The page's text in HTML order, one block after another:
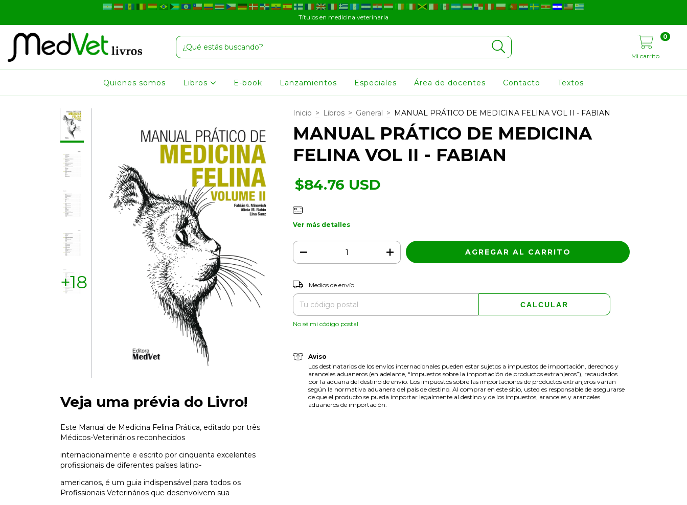
Títulos en medicina veterinaria
Mi carrito
0
Quienes somos Libros E-book Lanzamientos Especiales Área de docentes Contacto Textos
+18
Veja uma prévia do Livro!
Este Manual de Medicina Felina Prática, editado por três
Médicos-Veterinários reconhecidos
internacionalmente e escrito por cinquenta excelentes
profissionais de diferentes países latino-
americanos, é um guia indispensável para todos os
Profissionais Veterinários que desenvolvem sua
Inicio > Libros > General > MANUAL PRÁTICO DE MEDICINA FELINA VOL II - FABIAN
MANUAL PRÁTICO DE MEDICINA
FELINA VOL II - FABIAN
$84.76 USD
Ver más detalles
Entregas para el CP:
Medios de envío
CALCULAR
No sé mi código postal
Aviso
Los destinatarios de los envíos internacionales pueden estar sujetos a impuestos de importación, derechos y
aranceles aduaneros (en adelante, “Impuestos sobre la importación de productos extranjeros”), recaudados
por la aduana del destino de envío. Los impuestos sobre las importaciones de productos extranjeros varían
según la normativa aduanera del país de destino. Al comprar en este sitio, usted es responsable de asegurarse
de que el producto se pueda importar legalmente al destino y de los impuestos, aranceles y aranceles
aduaneros de importación.